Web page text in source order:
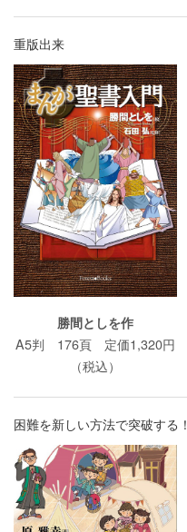
重版出来
勝間としを作
A5判 176頁 定価1,320円
（税込）
困難を新しい方法で突破する！